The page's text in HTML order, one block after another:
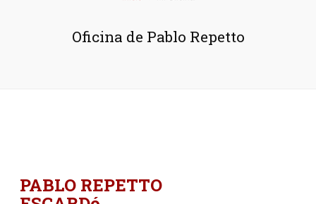
Oficina de Pablo Repetto
PABLO REPETTO